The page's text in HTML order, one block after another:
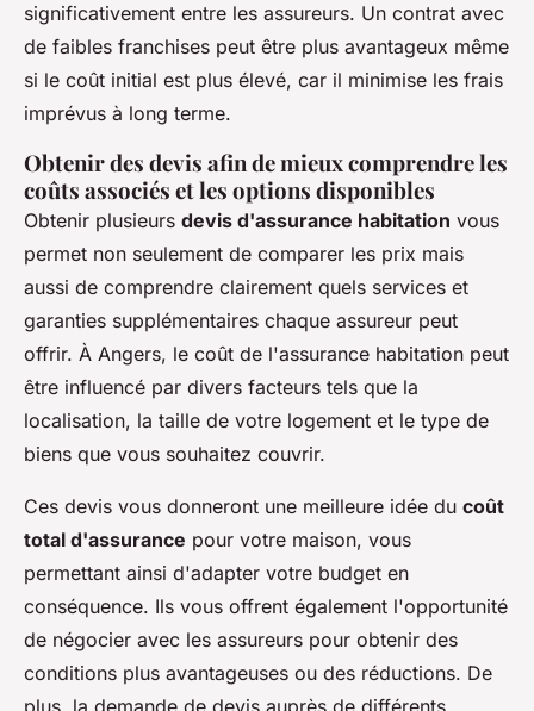
significativement entre les assureurs. Un contrat avec
de faibles franchises peut être plus avantageux même
si le coût initial est plus élevé, car il minimise les frais
imprévus à long terme.
Obtenir des devis afin de mieux comprendre les
coûts associés et les options disponibles
Obtenir plusieurs devis d'assurance habitation vous
permet non seulement de comparer les prix mais
aussi de comprendre clairement quels services et
garanties supplémentaires chaque assureur peut
offrir. À Angers, le coût de l'assurance habitation peut
être influencé par divers facteurs tels que la
localisation, la taille de votre logement et le type de
biens que vous souhaitez couvrir.
Ces devis vous donneront une meilleure idée du coût
total d'assurance pour votre maison, vous
permettant ainsi d'adapter votre budget en
conséquence. Ils vous offrent également l'opportunité
de négocier avec les assureurs pour obtenir des
conditions plus avantageuses ou des réductions. De